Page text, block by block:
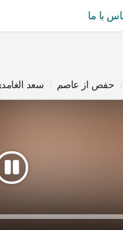
با ما
حفص از عاصم سعد